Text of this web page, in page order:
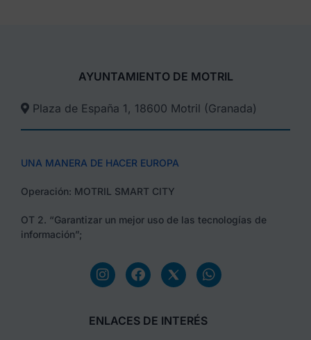
AYUNTAMIENTO DE MOTRIL
Plaza de España 1, 18600 Motril (Granada)​
UNA MANERA DE HACER EUROPA
Operación: MOTRIL SMART CITY
OT 2. “Garantizar un mejor uso de las tecnologías de
información”;
ENLACES DE INTERÉS